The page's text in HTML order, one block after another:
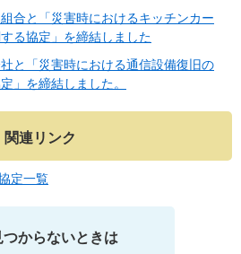
合と「災害時におけるキッチンカー
る協定」を締結しました
と「災害時における通信設備復旧の
」を締結しました。
関連リンク
定一覧
つからないときは